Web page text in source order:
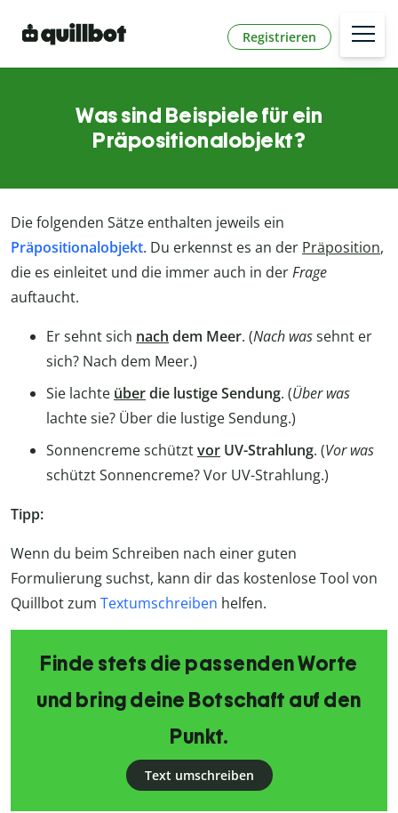
Registrieren
Was sind Beispiele für ein
Präpositionalobjekt?
Die folgenden Sätze enthalten jeweils ein
Präpositionalobjekt. Du erkennst es an der Präposition,
die es einleitet und die immer auch in derFrage
auftaucht.
Er sehnt sich nach dem Meer. (Nach wassehnt er
sich? Nach dem Meer.)
Sie lachte überdie lustige Sendung. (Über was
lachte sie? Über die lustige Sendung.)
Sonnencreme schütztvor UV-Strahlung. (Vor was
schützt Sonnencreme? Vor UV-Strahlung.)
Tipp:
Wenn du beim Schreiben nach einer guten
Formulierung suchst, kann dir das kostenlose Tool von
Quillbot zum Textumschreiben helfen.
Finde stets die passenden Worte
und bring deine Botschaft auf den
Punkt.
Text umschreiben